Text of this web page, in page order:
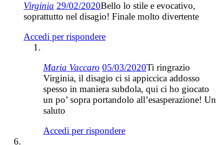
Virginia 29/02/2020Bello lo stile e evocativo,
soprattutto nel disagio! Finale molto divertente
Accedi per rispondere
Maria Vaccaro 05/03/2020Ti ringrazio
Virginia, il disagio ci si appiccica addosso
spesso in maniera subdola, qui ci ho giocato
un po’ sopra portandolo all’esasperazione! Un
saluto
Accedi per rispondere